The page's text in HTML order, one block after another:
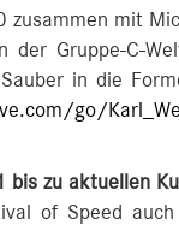
zusammen mit
der Gruppe-C-
in die
go/
bis zu aktuellen
of Speed